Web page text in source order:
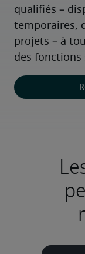
qualifiés –
temporaires,
projets – à
des fonctions